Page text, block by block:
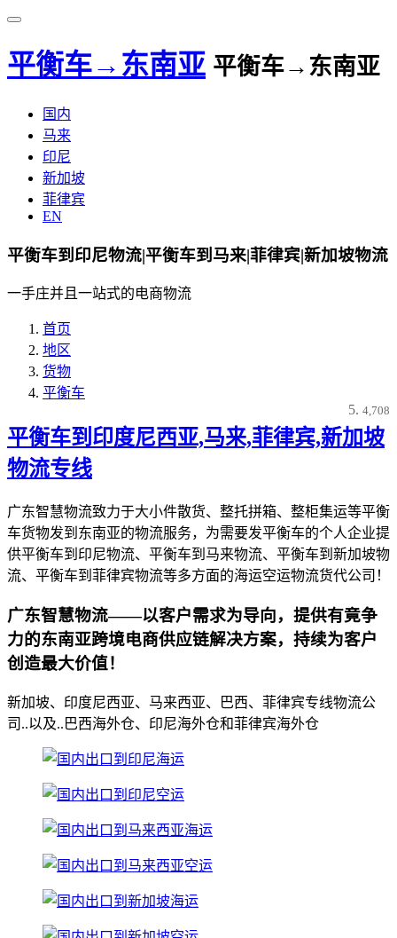
平衡车→东南亚 平衡车→东南亚
国内
马来
印尼
新加坡
菲律宾
EN
平衡车到印尼物流|平衡车到马来|菲律宾|新加坡物流
一手庄并且一站式的电商物流
首页
地区
货物
平衡车
4,708
平衡车到印度尼西亚,马来,菲律宾,新加坡
物流专线
广东智慧物流致力于大小件散货、整托拼箱、整柜集运等平衡
车货物发到东南亚的物流服务，为需要发平衡车的个人企业提
供平衡车到印尼物流、平衡车到马来物流、平衡车到新加坡物
流、平衡车到菲律宾物流等多方面的海运空运物流货代公司！
广东智慧物流——以客户需求为导向，提供有竟争
力的东南亚跨境电商供应链解决方案，持续为客户
创造最大价值！
新加坡、印度尼西亚、马来西亚、巴西、菲律宾专线物流公
司..以及..巴西海外仓、印尼海外仓和菲律宾海外仓